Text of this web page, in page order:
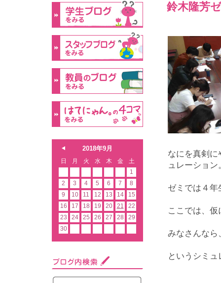
鈴木隆芳
なにを真剣
ュレーション
ゼミでは４
ここでは、
みなさんなら
というシミ
2018年9月
日 月 火 水 木 金
土
1
2
3 4 5 6 7
8
9
10 11 12 13 14
15
16
17 18 19 20 21
22
23
24 25 26 27 28
29
30